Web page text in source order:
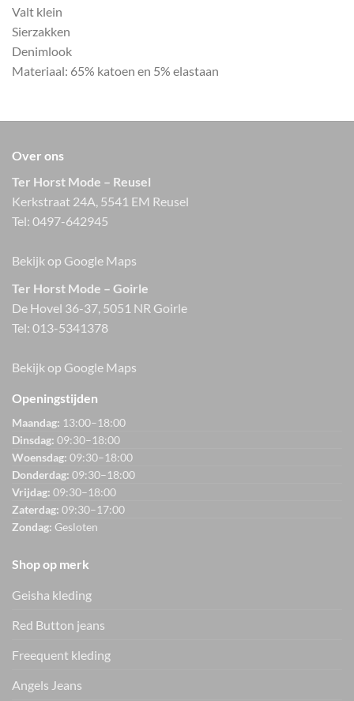
Valt klein
Sierzakken
Denimlook
Materiaal: 65% katoen en 5% elastaan
Over ons
Ter Horst Mode – Reusel
Kerkstraat 24A, 5541 EM Reusel
Tel: 0497-642945
Bekijk op Google Maps
Ter Horst Mode – Goirle
De Hovel 36-37, 5051 NR Goirle
Tel: 013-5341378
Bekijk op Google Maps
Openingstijden
Maandag: 13:00–18:00
Dinsdag: 09:30–18:00
Woensdag: 09:30–18:00
Donderdag: 09:30–18:00
Vrijdag: 09:30–18:00
Zaterdag: 09:30–17:00
Zondag: Gesloten
Shop op merk
Geisha kleding
Red Button jeans
Freequent kleding
Angels Jeans